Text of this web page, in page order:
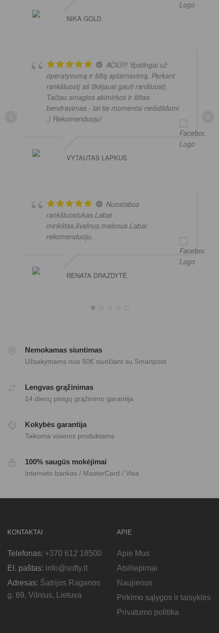
NIKA GOLD
AČIŪ!!! Ypatingai už
operatyvumą ir šiltą aptarnavimą. Perkant
rankšluostį aš tikėjausi gauti ranšluostį.
Tačiau smagios akimirkos ir šiltas
bendravimas - tai tie momentai neišdildomi
:) Rekomenduoju!
VYTAUTAS LAPKUS
Nuostabus
rankšluostukas.Labai
minkštas,švelnus,malonus.Labai
rekomenduoju.
RENATA DRAZDYTĖ
Nemokamas siuntimas
Užsakymams nuo 50€ siunčiant su Smartpost
Lengvas grąžinimas
14 dienų pinigų grąžinimo garantija
Kokybės garantija
Taikoma visiems produktams
100% saugūs mokėjimai
Interneto bankas / MasterCard / Visa
KONTAKTAI
Telefonas: +370 612 18500
El. paštas: info@softy.lt
Adresas: Šatrijos Raganos
g. 69, Vilnius, Lietuva
APIE
Apie Mus
Atsiliepimai
Naujienos
Pirkimo sąlygos ir taisyklės
Privatumo politika